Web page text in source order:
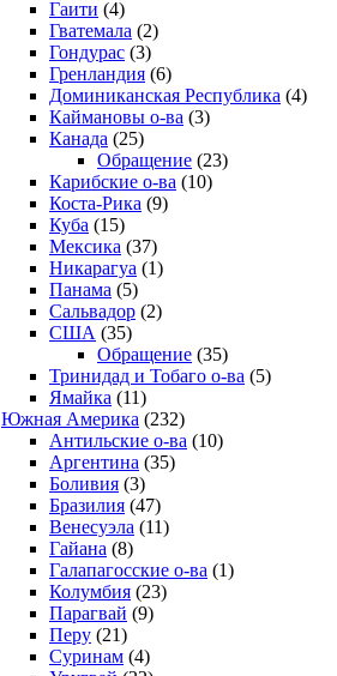
Гаити (4)
Гватемала (2)
Гондурас (3)
Гренландия (6)
Доминиканская Республика (4)
Каймановы о-ва (3)
Канада (25)
Обращение (23)
Карибские о-ва (10)
Коста-Рика (9)
Куба (15)
Мексика (37)
Никарагуа (1)
Панама (5)
Сальвадор (2)
США (35)
Обращение (35)
Тринидад и Тобаго о-ва (5)
Ямайка (11)
Южная Америка (232)
Антильские о-ва (10)
Аргентина (35)
Боливия (3)
Бразилия (47)
Венесуэла (11)
Гайана (8)
Галапагосские о-ва (1)
Колумбия (23)
Парагвай (9)
Перу (21)
Суринам (4)